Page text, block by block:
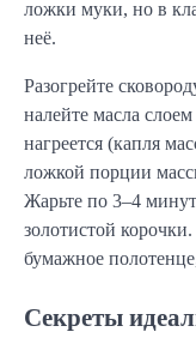
ложки муки, но в
неё.
Разогрейте
налейте масла
нагреется (капля
ложкой порции
Жарьте по 3–4
золотистой
бумажное
Секреты